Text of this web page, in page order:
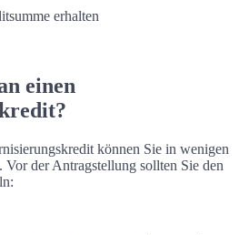
erhalten
einen
können Sie in wenigen
Vor der Antragstellung sollten Sie den